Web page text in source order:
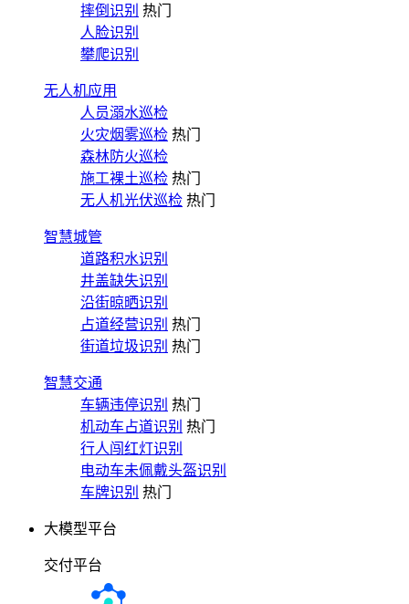
摔倒识别 热门
人脸识别
攀爬识别
无人机应用
人员溺水巡检
火灾烟雾巡检 热门
森林防火巡检
施工裸土巡检 热门
无人机光伏巡检 热门
智慧城管
道路积水识别
井盖缺失识别
沿街晾晒识别
占道经营识别 热门
街道垃圾识别 热门
智慧交通
车辆违停识别 热门
机动车占道识别 热门
行人闯红灯识别
电动车未佩戴头盔识别
车牌识别 热门
大模型平台
交付平台